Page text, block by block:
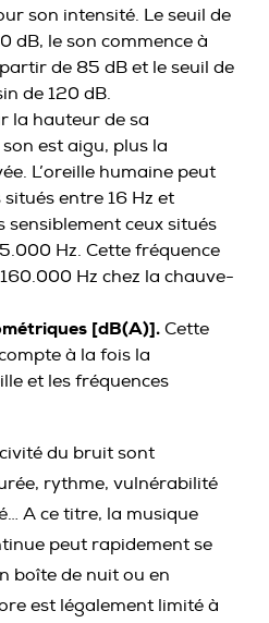
son intensité. Le seuil de
dB, le son commence à
de 85 dB et le seuil de
de 120 dB.
la hauteur de sa
est aigu, plus la
L’oreille humaine peut
entre 16 Hz et
sensiblement ceux situés
Hz. Cette fréquence
Hz chez la chauve-
[dB(A)]. Cette
à la fois la
et les fréquences
du bruit sont
rythme, vulnérabilité
A ce titre, la musique
peut rapidement se
boîte de nuit ou en
est légalement limité à